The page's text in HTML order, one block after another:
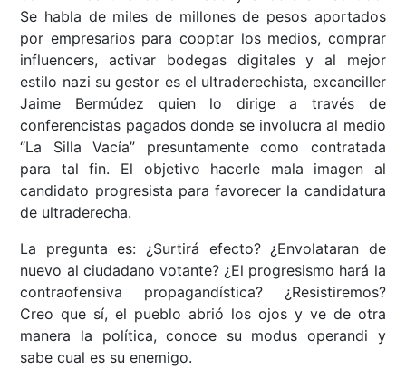
Se habla de miles de millones de pesos aportados
por empresarios para cooptar los medios, comprar
influencers, activar bodegas digitales y al mejor
estilo nazi su gestor es el ultraderechista, excanciller
Jaime Bermúdez quien lo dirige a través de
conferencistas pagados donde se involucra al medio
“La Silla Vacía” presuntamente como contratada
para tal fin. El objetivo hacerle mala imagen al
candidato progresista para favorecer la candidatura
de ultraderecha.
La pregunta es: ¿Surtirá efecto? ¿Envolataran de
nuevo al ciudadano votante? ¿El progresismo hará la
contraofensiva propagandística? ¿Resistiremos?
Creo que sí, el pueblo abrió los ojos y ve de otra
manera la política, conoce su modus operandi y
sabe cual es su enemigo.